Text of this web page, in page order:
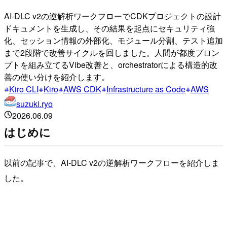
AI-DLC v2の逆解析ワークフローでCDKプロジェクトの設計
ドキュメントを生成し、その結果を起点にセキュリティ強
化、セッション情報の外部化、モジュール分割、テスト追加
まで2段階で改善サイクルを回しました。人間が都度プロン
プトを組み立てるVibe改善と、orchestratorによる構造的改
善の使い分けを紹介します。
Kiro CLI Kiro AWS CDK Infrastructure as Code AWS
suzuki.ryo
2026.06.09
はじめに
以前の記事で、AI-DLC v2の逆解析ワークフローを紹介しま
した。